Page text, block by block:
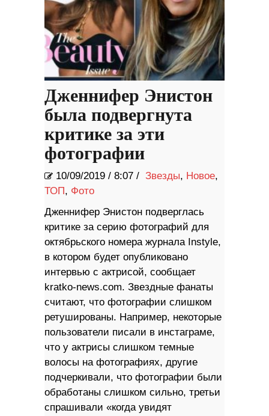
Дженнифер Энистон
была подвергнута
критике за эти
фотографии
10/09/2019 / 8:07 / Звезды, Новое,
ТОП, Фото
Дженнифер Энистон подверглась
критике за серию фотографий для
октябрьского номера журнала Instyle,
в котором будет опубликовано
интервью с актрисой, сообщает
kratko-news.com. Звездные фанаты
считают, что фотографии слишком
ретушированы. Например, некоторые
пользователи писали в инстаграме,
что у актрисы слишком темные
волосы на фотографиях, другие
подчеркивали, что фотографии были
обработаны слишком сильно, третьи
спрашивали «когда увидят